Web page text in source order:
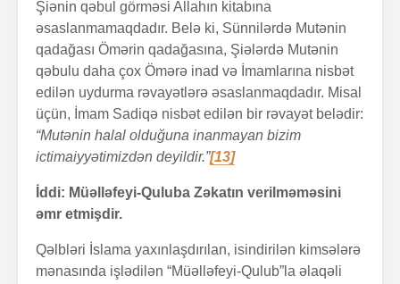
Şiənin qəbul görməsi Allahın kitabına
əsaslanmamaqdadır. Belə ki, Sünnilərdə Mutənin
qadağası Ömərin qadağasına, Şiələrdə Mutənin
qəbulu daha çox Ömərə inad və İmamlarına nisbət
edilən uydurma rəvayətlərə əsaslanmaqdadır. Misal
üçün, İmam Sadiqə nisbət edilən bir rəvayət belədir:
“Mutənin halal olduğuna inanmayan bizim
ictimaiyyətimizdən deyildir.”[13]
İddi: Müəlləfeyi-Quluba Zəkatın verilməməsini
əmr etmişdir.
Qəlbləri İslama yaxınlaşdırılan, isindirilən kimsələrə
mənasında işlədilən “Müəlləfeyi-Qulub”la əlaqəli